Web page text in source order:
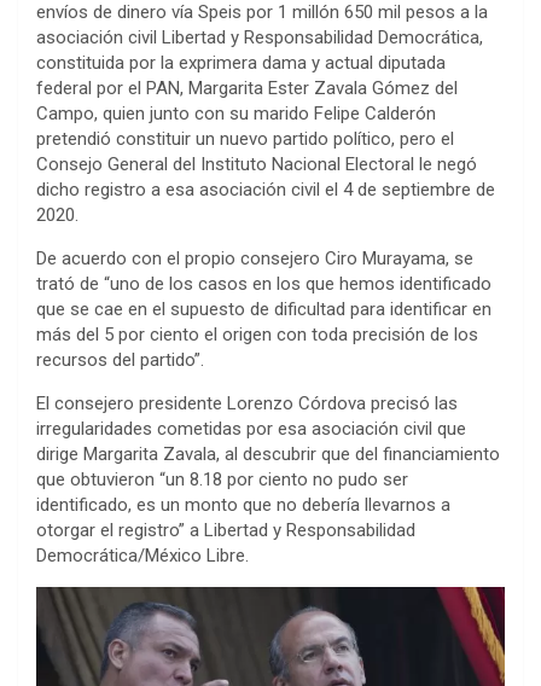
envíos de dinero vía Speis por 1 millón 650 mil pesos a la
asociación civil Libertad y Responsabilidad Democrática,
constituida por la exprimera dama y actual diputada
federal por el PAN, Margarita Ester Zavala Gómez del
Campo, quien junto con su marido Felipe Calderón
pretendió constituir un nuevo partido político, pero el
Consejo General del Instituto Nacional Electoral le negó
dicho registro a esa asociación civil el 4 de septiembre de
2020.
De acuerdo con el propio consejero Ciro Murayama, se
trató de “uno de los casos en los que hemos identificado
que se cae en el supuesto de dificultad para identificar en
más del 5 por ciento el origen con toda precisión de los
recursos del partido”.
El consejero presidente Lorenzo Córdova precisó las
irregularidades cometidas por esa asociación civil que
dirige Margarita Zavala, al descubrir que del financiamiento
que obtuvieron “un 8.18 por ciento no pudo ser
identificado, es un monto que no debería llevarnos a
otorgar el registro” a Libertad y Responsabilidad
Democrática/México Libre.